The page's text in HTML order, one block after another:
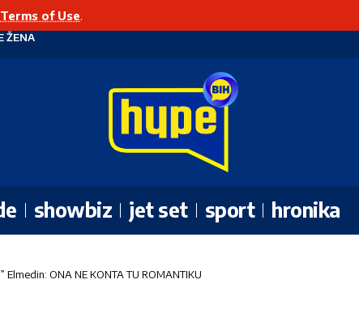
Terms of Use.
ŽENA
showbiz jet set sport hronika
ONA NE KONTA TU ROMANTIKU